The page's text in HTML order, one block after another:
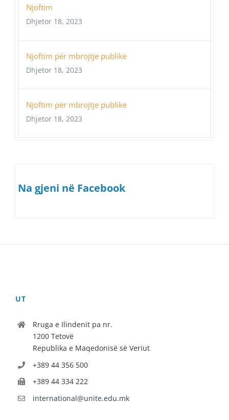
Njoftim
Dhjetor 18, 2023
Njoftim për mbrojtje publike
Dhjetor 18, 2023
Njoftim për mbrojtje publike
Dhjetor 18, 2023
Na gjeni në Facebook
UT
Rruga e Ilindenit pa nr.
1200 Tetovë
Republika e Maqedonisë së Veriut
+389 44 356 500
+389 44 334 222
international@unite.edu.mk